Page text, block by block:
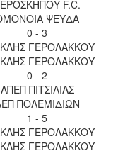
F.C.
ΨΕΥΔΑ
0 - 3
ΓΕΡΟΛΑΚΚΟΥ
ΓΕΡΟΛΑΚΚΟΥ
0 - 2
ΑΠΕΠ ΠΙΤΣΙΛΙΑΣ
ΠΟΛΕΜΙΔΙΩΝ
1 - 5
ΓΕΡΟΛΑΚΚΟΥ
ΓΕΡΟΛΑΚΚΟΥ